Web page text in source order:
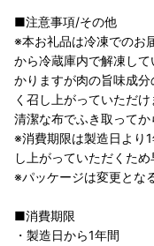
■注意事項/その他
※本お礼品は冷凍でのお
から冷蔵庫内で解凍し
かりますが肉の旨味成
く召し上がっていただ
清潔な布でふき取ってか
※消費期限は製造日より
し上がっていただくた
※パッケージは変更とな
■消費期限
・製造日から1年間